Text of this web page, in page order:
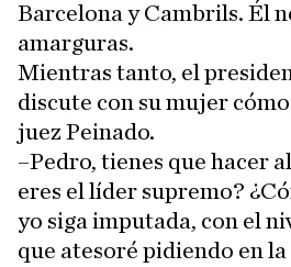
Barcelona y Cambrils. Él
amarguras.
Mientras tanto, el
discute con su mujer
juez Peinado.
–Pedro, tienes que hacer
eres el líder supremo?
yo siga imputada, con el
que atesoré pidiendo en